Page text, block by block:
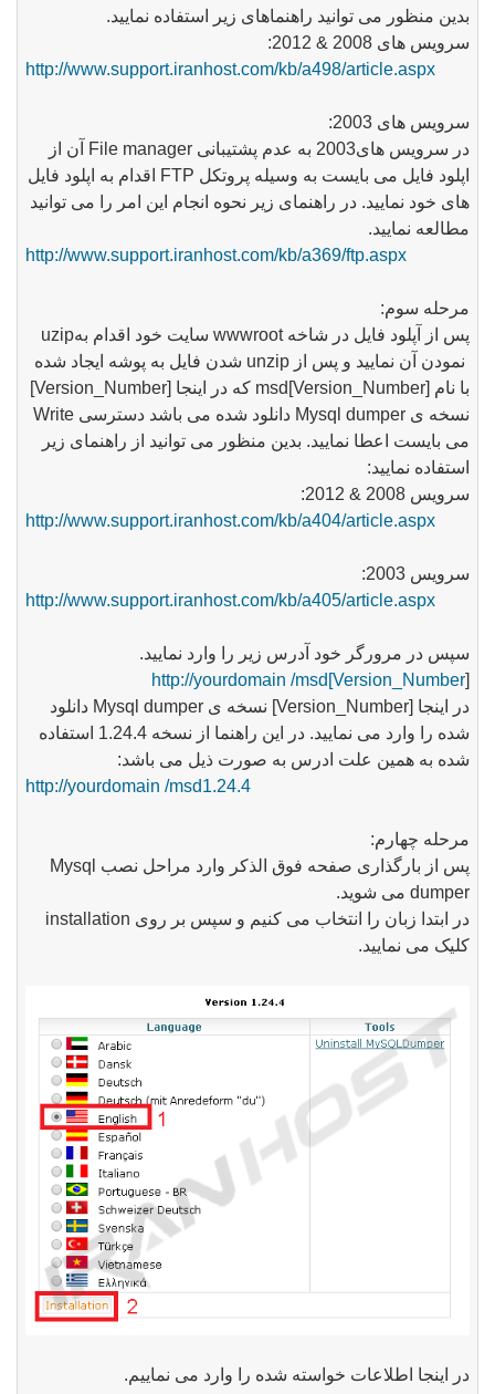
بدین منظور می توانید راهنماهای زیر استفاده نمایید.
سرویس های 2008 & 2012:
http://www.support.iranhost.com/kb/a498/article.aspx
سرویس های 2003:
در سرویس های2003 به عدم پشتیبانی
File manager
آن از
اپلود فایل می بایست به وسیله پروتکل FTP
اقدام به اپلود فایل
های خود نمایید. در راهنمای زیر نحوه انجام این امر را می توانید
مطالعه نمایید.
http://www.support.iranhost.com/kb/a369/ftp.aspx
مرحله سوم:
پس از آپلود فایل در شاخهwwwroot سایت خود اقدام بهuzip
نمودن آن نمایید و پس ازunzip شدن فایل به پوشه ایجاد شده
با نام msd[Version_Number] که در اینجا [Version_Number]
نسخه یMysql dumper دانلود شده می باشد دسترسیWrite
می بایست اعطا نمایید. بدین منظور می توانید از راهنمای زیر
استفاده نمایید:
سرویس 2008 & 2012:
http://www.support.iranhost.com/kb/a404/article.aspx
سرویس 2003:
http://www.support.iranhost.com/kb/a405/article.aspx
سپس در مرورگر خود آدرس زیر را وارد نمایید.
http://yourdomain /msd[Version_Number]
در اینجا [Version_Number] نسخه یMysql dumper دانلود
شده را وارد می نمایید. در این راهنما از نسخه 1.24.4 استفاده
شده به همین علت ادرس به صورت ذیل می باشد:
http://yourdomain /msd1.24.4
مرحله چهارم:
پس از بارگذاری صفحه فوق الذکر وارد مراحل نصب Mysql
dumper می شوید.
در ابتدا زبان را انتخاب می کنیم و سپس بر روی installation
کلیک می نمایید.
در اینجا اطلاعات خواسته شده را وارد می نماییم.